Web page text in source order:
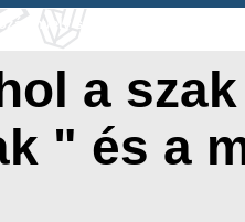
nyelv szerint
a
" és a